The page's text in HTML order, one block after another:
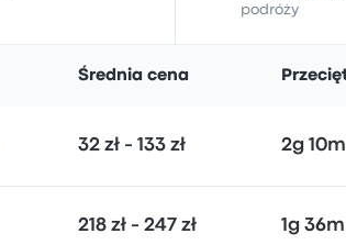
podróży
Średnia cena
32 zł - 133 zł 2g 10m
218 zł - 247 zł 1g 36m